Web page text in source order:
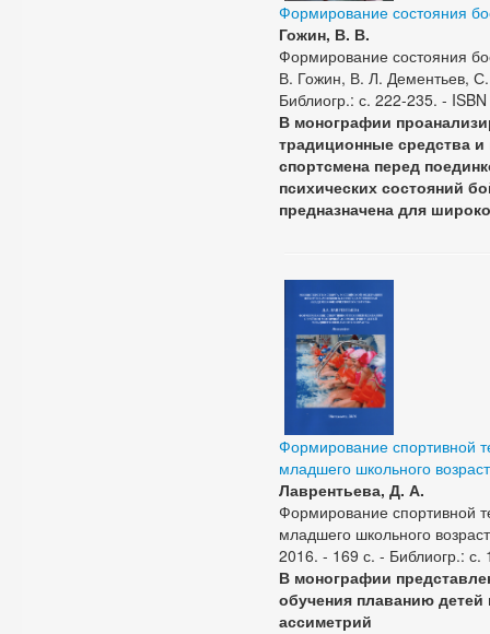
Формирование состояния
Гожин, В. В.
Формирование состояния
В. Гожин, В. Л. Дементьев,
Библиогр.: с. 222-235. -
В монографии
традиционные средства
спортсмена перед
психических состояний
предназначена для
Формирование спортивной
младшего школьного
Лаврентьева, Д. А.
Формирование спортивной
младшего школьного
2016. - 169 с. - Библиогр.:
В монографии
обучения плаванию
ассиметрий